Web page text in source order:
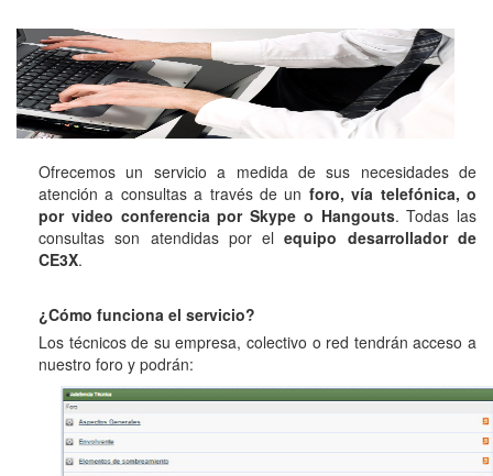
Ofrecemos un servicio a medida de sus necesidades de
atención a consultas a través de un foro, vía telefónica, o
por video conferencia por Skype o Hangouts. Todas las
consultas son atendidas por elequipo desarrollador de
CE3X.
¿Cómo funciona el servicio?
Los técnicos de su empresa, colectivo o red tendrán acceso a
nuestro foro y podrán: